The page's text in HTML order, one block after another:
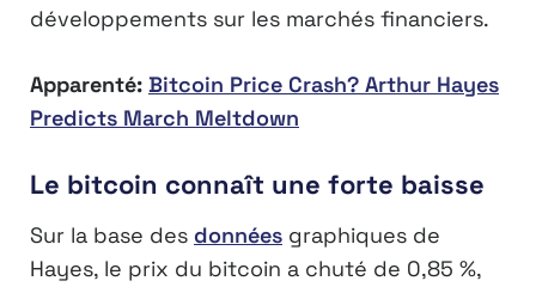
développements sur les marchés financiers.
Apparenté: Bitcoin Price Crash? Arthur Hayes
Predicts March Meltdown
Le bitcoin connaît une forte baisse
Sur la base des données graphiques de
Hayes, le prix du bitcoin a chuté de 0,85 %,